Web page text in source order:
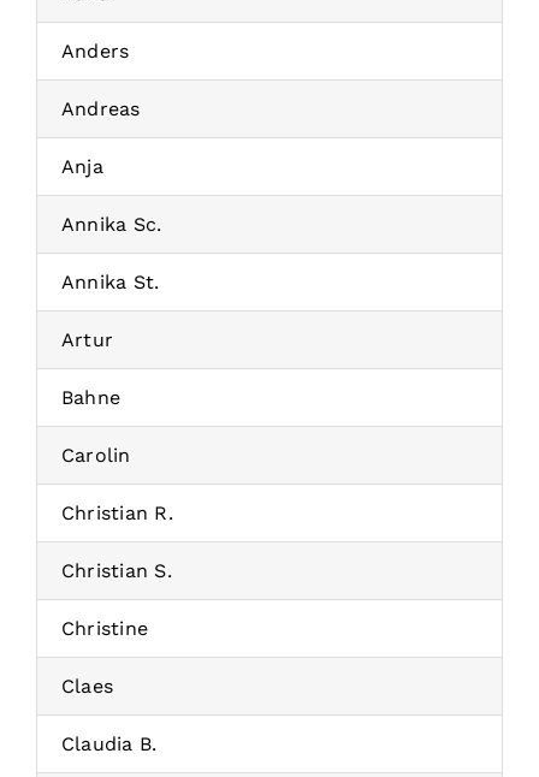
Anders
Andreas
Anja
Annika Sc.
Annika St.
Artur
Bahne
Carolin
Christian R.
Christian S.
Christine
Claes
Claudia B.